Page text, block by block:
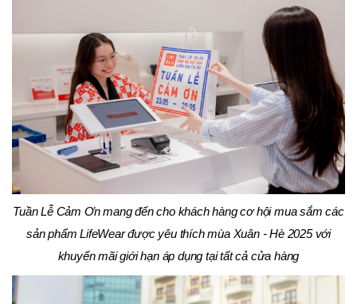
Tuần Lễ Cảm Ơn mang đến cho khách hàng cơ hội mua sắm các
sản phẩm LifeWear được yêu thích mùa Xuân - Hè 2025 với
khuyến mãi giới hạn áp dụng tại tất cả cửa hàng